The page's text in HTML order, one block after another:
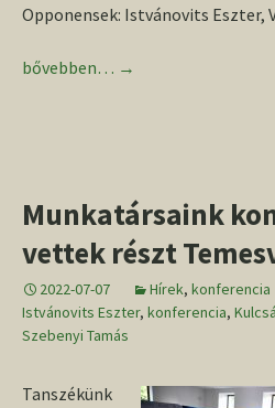
Opponensek: Istvánovits Eszter,
Munkatársunk sikeres doktori
bővebben… →
Munkatársaink
vettek részt
2022-07-07 Hírek, konferencia
Istvánovits Eszter, konferencia,
Szebenyi Tamás
Tanszékünk